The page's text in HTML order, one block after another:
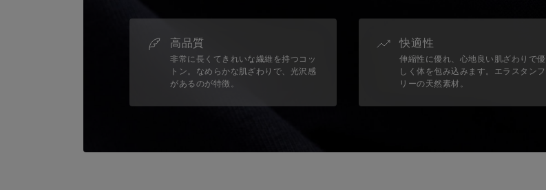
高品質
非常に長くてきれいな繊維を持つコッ
トン。なめらかな肌ざわりで、光沢感
があるのが特徴。
快適性
伸縮性に優れ、心地良い肌ざわりで優
しく体を包み込みます。エラスタンフ
リーの天然素材。